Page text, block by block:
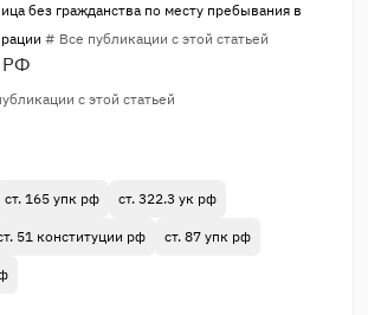
без гражданства по месту пребывания в
# Все публикации с этой статьей
РФ
с этой статьей
ст. 165 упк рф ст. 322.3 ук рф
51 конституции рф ст. 87 упк рф